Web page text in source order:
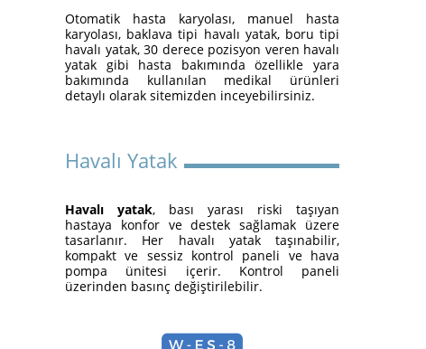
İzmir Konak Hasta Yatağı
Kurulumları Devam Ediyor
Hasta Karyolası ve Havalı
Yatak Nasıl Kurulur?
Otomatik hasta karyolası, manuel hasta
karyolası, baklava tipi havalı yatak, boru tipi
havalı yatak, 30 derece pozisyon veren havalı
yatak gibi hasta bakımında özellikle yara
bakımında kullanılan medikal ürünleri
detaylı olarak sitemizden inceyebilirsiniz.
Havalı Yatak
Havalı yatak, bası yarası riski taşıyan
hastaya konfor ve destek sağlamak üzere
tasarlanır. Her havalı yatak taşınabilir,
kompakt ve sessiz kontrol paneli ve hava
pompa ünitesi içerir. Kontrol paneli
üzerinden basınç değiştirilebilir.